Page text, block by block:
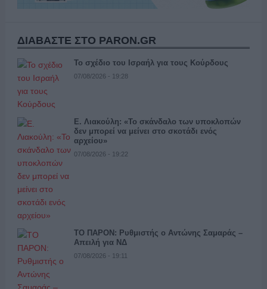
ΔΙΑΒΑΣΤΕ ΣΤΟ PARON.GR
Το σχέδιο του Ισραήλ για τους Κούρδους
07/08/2026 - 19:28
Ε. Λιακούλη: «Το σκάνδαλο των υποκλοπών
δεν μπορεί να μείνει στο σκοτάδι ενός
αρχείου»
07/08/2026 - 19:22
ΤΟ ΠΑΡΟΝ: Ρυθμιστής ο Αντώνης Σαμαράς –
Απειλή για ΝΔ
07/08/2026 - 19:11